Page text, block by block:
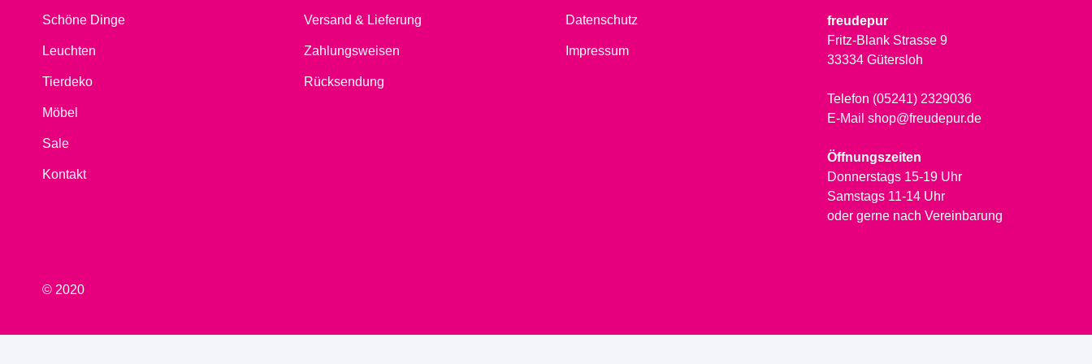
Schöne Dinge
Leuchten
Tierdeko
Möbel
Sale
Kontakt
Versand & Lieferung
Zahlungsweisen
Rücksendung
Datenschutz
Impressum
freudepur
Fritz-Blank Strasse 9
33334 Gütersloh
Telefon (05241) 2329036
E-Mail shop@freudepur.de
Öffnungszeiten
Donnerstags 15-19 Uhr
Samstags 11-14 Uhr
oder gerne nach Vereinbarung
© 2020